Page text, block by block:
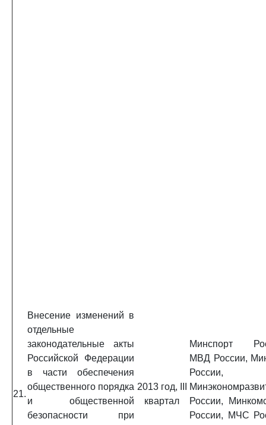
21.
Внесение изменений в
отдельные
законодательные акты
Российской Федерации
в части обеспечения
общественного порядка
и общественной
безопасности при
2013 год, III
квартал
Минспорт
МВД России,
России,
России,
России, МЧС